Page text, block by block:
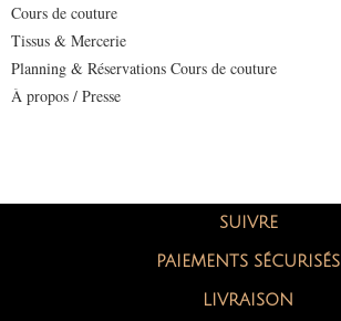
Cours de couture
Tissus & Mercerie
Planning & Réservations Cours de couture
À propos / Presse
SUIVRE
PAIEMENTS SÉCURISÉS
LIVRAISON